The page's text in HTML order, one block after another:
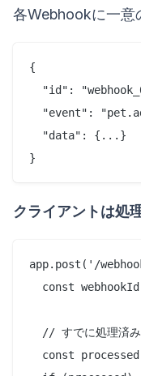
各Webhookに一意
{
"id":
"event":
  "data": {...}
クライアントは処
app.post('/
const
// すでに処理済
const